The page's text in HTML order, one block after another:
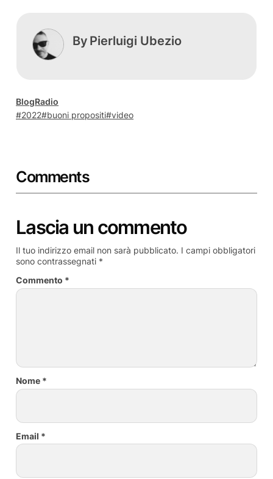
By Pierluigi Ubezio
BlogRadio
2022 buoni propositi video
Comments
Lascia un commento
Il tuo indirizzo email non sarà pubblicato. I campi obbligatori
sono contrassegnati *
Commento *
Nome *
Email *